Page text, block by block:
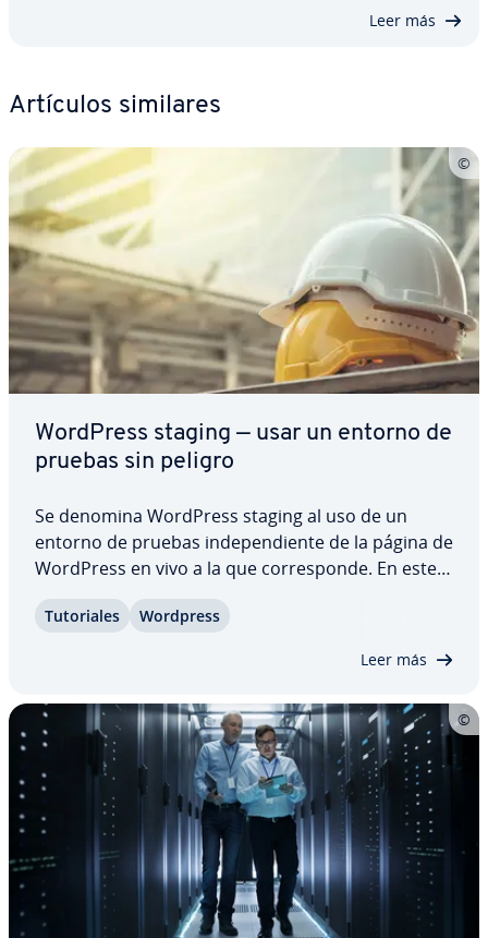
Leer más
Artículos similares
WordPress staging — usar un entorno de
pruebas sin peligro
Se denomina WordPress staging al uso de un
entorno de pruebas in­de­pe­n­die­n­te de la página de
WordPress en vivo a la que co­rre­s­po­n­de. En este
nes, plugins y temas que se quieren añadir son co­
Tu­to­ria­les Wordpress
Leer más